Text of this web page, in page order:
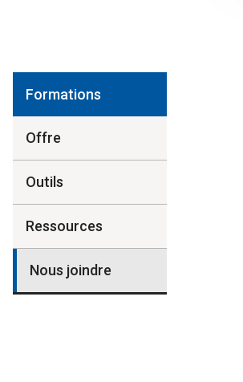
Formations
Offre
Outils
Ressources
Nous joindre